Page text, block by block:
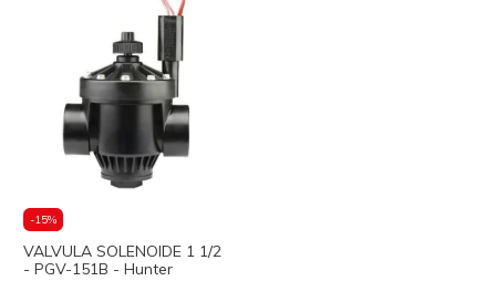
-15%
VALVULA SOLENOIDE 1 1/2
- PGV-151B - Hunter